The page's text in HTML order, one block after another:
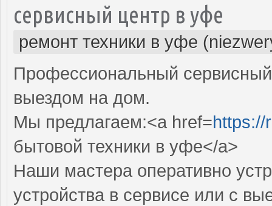
сервисный центр в уфе
ремонт техники в уфе
Профессиональный
выездом на дом.
Мы предлагаем:<a href=https://
бытовой техники в уфе</a>
Наши мастера оперативно
устройства в сервисе или с